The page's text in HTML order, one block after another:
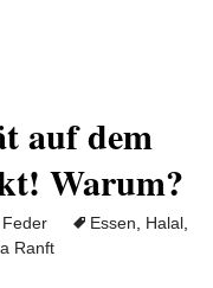
die Grundlage
auf dem
Warum?
Essen Halal
Ranft